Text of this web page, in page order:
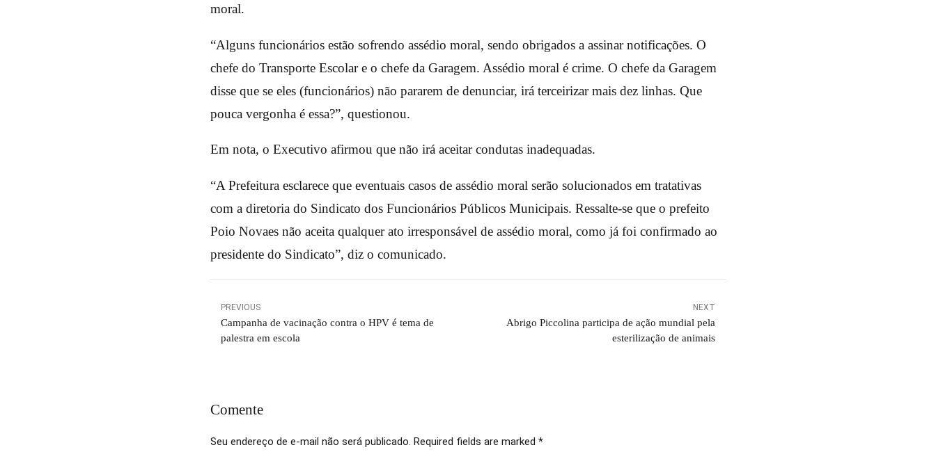
moral.
“Alguns funcionários estão sofrendo assédio moral, sendo obrigados a assinar notificações. O
chefe do Transporte Escolar e o chefe da Garagem. Assédio moral é crime. O chefe da Garagem
disse que se eles (funcionários) não pararem de denunciar, irá terceirizar mais dez linhas. Que
pouca vergonha é essa?”, questionou.
Em nota, o Executivo afirmou que não irá aceitar condutas inadequadas.
“A Prefeitura esclarece que eventuais casos de assédio moral serão solucionados em tratativas
com a diretoria do Sindicato dos Funcionários Públicos Municipais. Ressalte-se que o prefeito
Poio Novaes não aceita qualquer ato irresponsável de assédio moral, como já foi confirmado ao
presidente do Sindicato”, diz o comunicado.
PREVIOUS
Campanha de vacinação contra o HPV é tema de
palestra em escola
NEXT
Abrigo Piccolina participa de ação mundial pela
esterilização de animais
Comente
Seu endereço de e-mail não será publicado. Required fields are marked *